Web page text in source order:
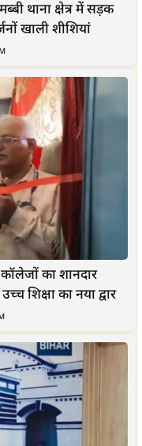
थाना क्षेत्र में सड़क
खाली शीशियां
का शानदार
शिक्षा का नया द्वार